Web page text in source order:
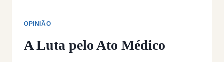
OPINIÃO
A Luta pelo Ato Médico